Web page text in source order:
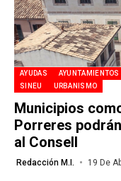
AYUDAS AYUNTAMIENTOS
SINEU
URBANISMO
Municipios
Porreres
al Consell
Redacción M.I. 19 De